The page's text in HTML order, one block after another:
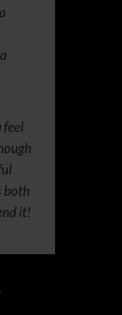
feel
both
it!